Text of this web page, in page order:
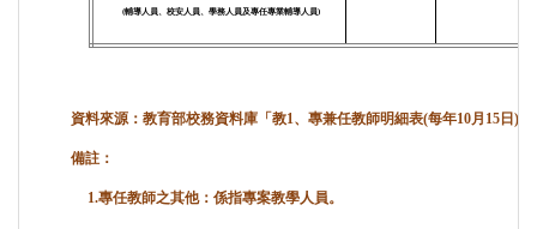
(輔導人員、校安人員、學務人員及專任專業輔導人員)
資料來源：教育部校務資料庫「教1、專兼任教師明細表(每年10月15日)
備註：
1.專任教師之其他：係指專案教學人員。